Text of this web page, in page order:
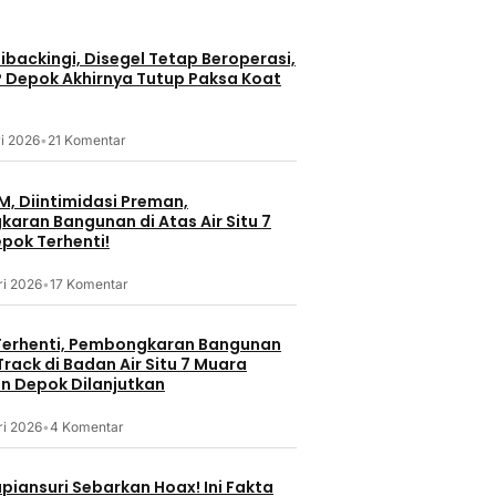
RI
Motors
Jumat Berkah, BRI Bekasi
HUT Ke-81
Nasional
Disegel Tetap Beroperasi,
Depok Akhirnya Tutup Paksa Koat
2026• 21 Komentar
Diintimidasi Preman,
Bangunan di Atas Air Situ 7
Terhenti!
2026•17 Komentar
Pembongkaran Bangunan
di Badan Air Situ 7 Muara
Depok Dilanjutkan
2026•4 Komentar
Sebarkan Hoax! Ini Fakta